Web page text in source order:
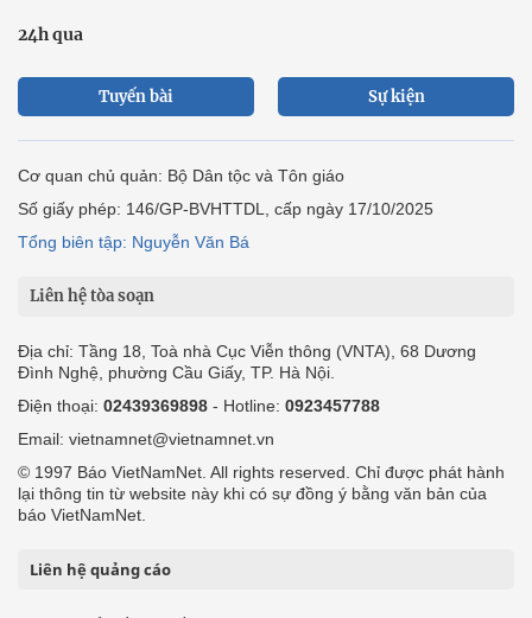
24h qua
Tuyến bài Sự kiện
Cơ quan chủ quản: Bộ Dân tộc và Tôn giáo
Số giấy phép: 146/GP-BVHTTDL, cấp ngày 17/10/2025
Tổng biên tập: Nguyễn Văn Bá
Liên hệ tòa soạn
Địa chỉ: Tầng 18, Toà nhà Cục Viễn thông (VNTA), 68 Dương
Đình Nghệ, phường Cầu Giấy, TP. Hà Nội.
Điện thoại: 02439369898 - Hotline: 0923457788
Email: vietnamnet@vietnamnet.vn
© 1997 Báo VietNamNet. All rights reserved. Chỉ được phát hành
lại thông tin từ website này khi có sự đồng ý bằng văn bản của
báo VietNamNet.
Liên hệ quảng cáo